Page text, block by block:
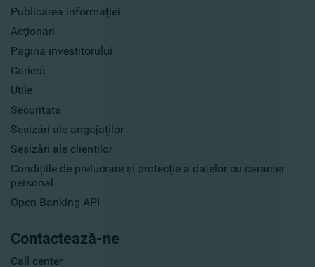
Publicarea informaţiei
Acţionari
Pagina investitorului
Carieră
Utile
Securitate
Sesizări ale angajaților
Sesizări ale clienților
Condițiile de prelucrare și protecție a datelor cu caracter
personal
Open Banking API
Contactează-ne
Call center